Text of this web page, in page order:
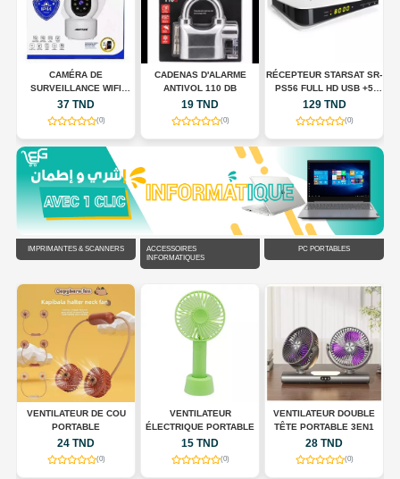
CAMÉRA DE
SURVEILLANCE WIFI
INTELLIGENTE JORTAN
JT-8183HJS
37 TND
(0)
CADENAS D'ALARME
ANTIVOL 110 DB
19 TND
(0)
RÉCEPTEUR STARSAT SR-
PS56 FULL HD USB +5
ABONNMONT
129 TND
(0)
IMPRIMANTES & SCANNERS
ACCESSOIRES
INFORMATIQUES
PC PORTABLES
VENTILATEUR DE COU
PORTABLE
24 TND
(0)
VENTILATEUR
ÉLECTRIQUE PORTABLE
15 TND
(0)
VENTILATEUR DOUBLE
TÊTE PORTABLE 3EN1
28 TND
(0)